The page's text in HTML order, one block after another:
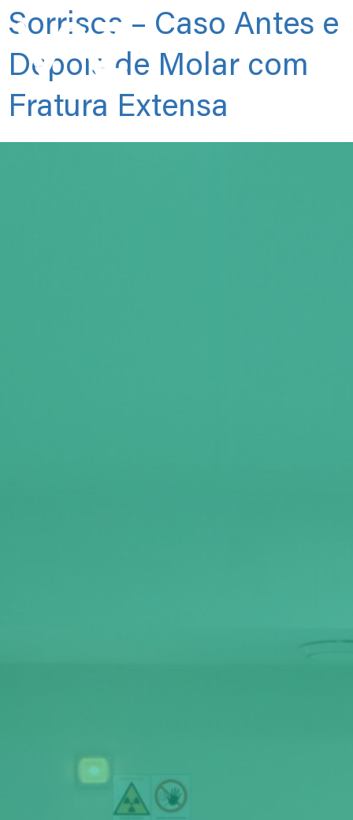
Sorrisos – Caso Antes e
Depois de Molar com
Fratura Extensa